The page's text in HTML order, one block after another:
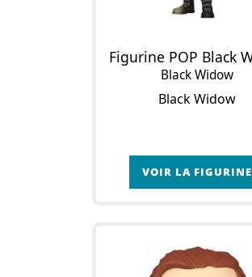
Black Widow
Black Widow
VOIR LA FIGURINE